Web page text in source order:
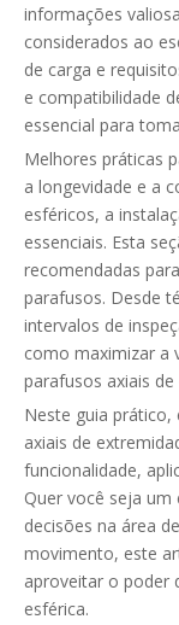
informações
considerados ao
de carga e
e compatibilidade
essencial para
Melhores práticas
a longevidade e a
esféricos, a
essenciais. Esta
recomendadas
parafusos. Desde
intervalos de
como maximizar a
parafusos axiais
Neste guia
axiais de
funcionalidade,
Quer você seja
decisões na área
movimento, este
aproveitar o poder
esférica.